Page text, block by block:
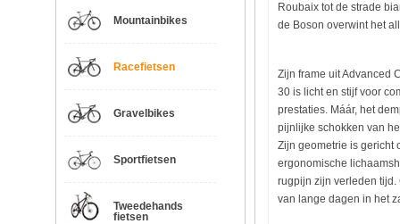
Mountainbikes
Racefietsen
Gravelbikes
Sportfietsen
Tweedehands
fietsen
Roubaix tot de strade
de Boson overwint het
Zijn frame uit Advanced
30 is licht en stijf voor
prestaties. Máár, het
pijnlijke schokken van
Zijn geometrie is gericht
ergonomische
rugpijn zijn verleden tijd.
van lange dagen in het